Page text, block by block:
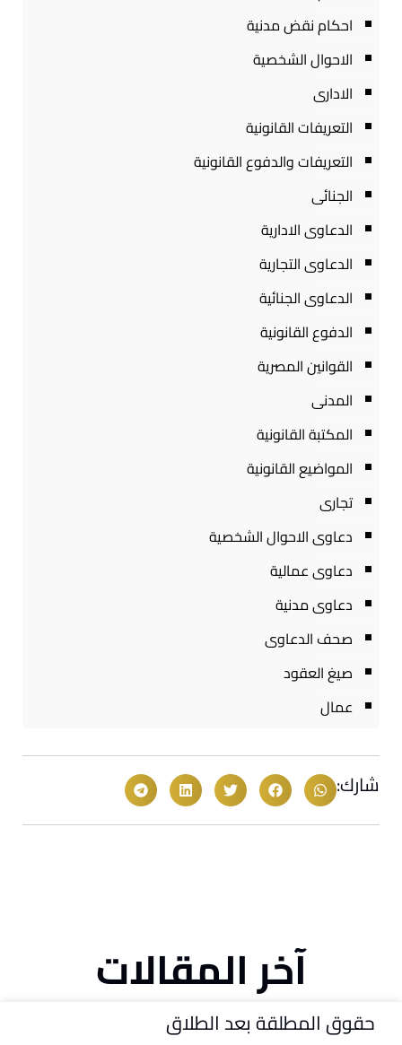
احكام نقض مدنية
الاحوال الشخصية
الادارى
التعريفات القانونية
التعريفات والدفوع القانونية
الجنائى
الدعاوى الادارية
الدعاوى التجارية
الدعاوى الجنائية
الدفوع القانونية
القوانين المصرية
المدنى
المكتبة القانونية
المواضيع القانونية
تجارى
دعاوى الاحوال الشخصية
دعاوى عمالية
دعاوى مدنية
صحف الدعاوى
صيغ العقود
عمال
شارك:
آخر المقالات
حقوق المطلقة بعد الطلاق